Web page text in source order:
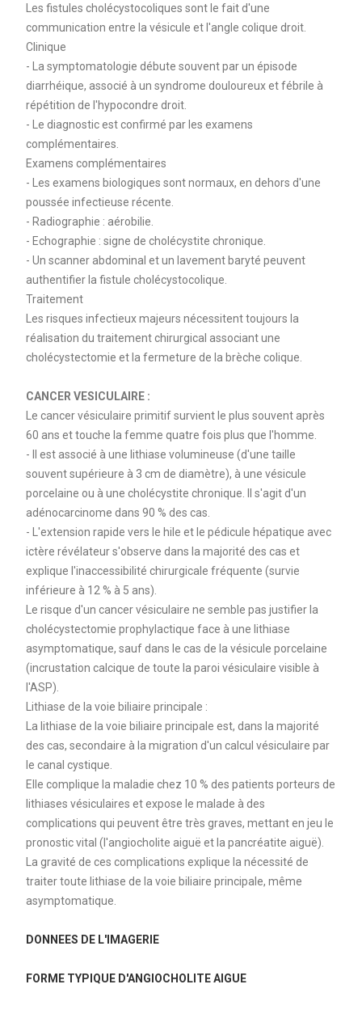
Les fistules cholécystocoliques sont le fait d'une
communication entre la vésicule et l'angle colique droit.
Clinique
- La symptomatologie débute souvent par un épisode
diarrhéique, associé à un syndrome douloureux et fébrile à
répétition de l'hypocondre droit.
- Le diagnostic est confirmé par les examens
complémentaires.
Examens complémentaires
- Les examens biologiques sont normaux, en dehors d'une
poussée infectieuse récente.
- Radiographie : aérobilie.
- Echographie : signe de cholécystite chronique.
- Un scanner abdominal et un lavement baryté peuvent
authentifier la fistule cholécystocolique.
Traitement
Les risques infectieux majeurs nécessitent toujours la
réalisation du traitement chirurgical associant une
cholécystectomie et la fermeture de la brèche colique.
CANCER VESICULAIRE :
Le cancer vésiculaire primitif survient le plus souvent après
60 ans et touche la femme quatre fois plus que l'homme.
- Il est associé à une lithiase volumineuse (d'une taille
souvent supérieure à 3 cm de diamètre), à une vésicule
porcelaine ou à une cholécystite chronique. Il s'agit d'un
adénocarcinome dans 90 % des cas.
- L'extension rapide vers le hile et le pédicule hépatique avec
ictère révélateur s'observe dans la majorité des cas et
explique l'inaccessibilité chirurgicale fréquente (survie
inférieure à 12 % à 5 ans).
Le risque d'un cancer vésiculaire ne semble pas justifier la
cholécystectomie prophylactique face à une lithiase
asymptomatique, sauf dans le cas de la vésicule porcelaine
(incrustation calcique de toute la paroi vésiculaire visible à
l'ASP).
Lithiase de la voie biliaire principale :
La lithiase de la voie biliaire principale est, dans la majorité
des cas, secondaire à la migration d'un calcul vésiculaire par
le canal cystique.
Elle complique la maladie chez 10 % des patients porteurs de
lithiases vésiculaires et expose le malade à des
complications qui peuvent être très graves, mettant en jeu le
pronostic vital (l'angiocholite aiguë et la pancréatite aiguë).
La gravité de ces complications explique la nécessité de
traiter toute lithiase de la voie biliaire principale, même
asymptomatique.
DONNEES DE L'IMAGERIE
FORME TYPIQUE D'ANGIOCHOLITE AIGUE